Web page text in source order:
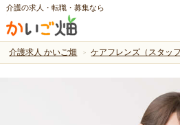
介護の求人・転職・募集なら
介護求人 かいご畑 ケアフレンズ（スタッ